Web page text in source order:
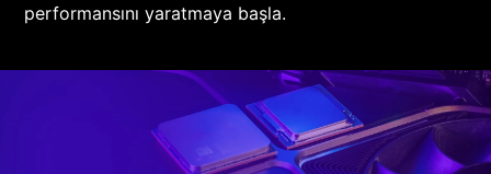
performansını yaratmaya başla.